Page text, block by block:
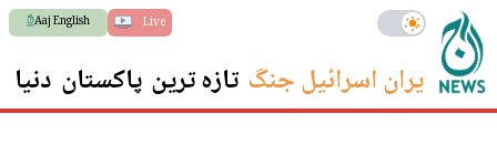
Live
Aaj English
ایران اسرائیل جنگ تازہ ترین پاکستان دنیا